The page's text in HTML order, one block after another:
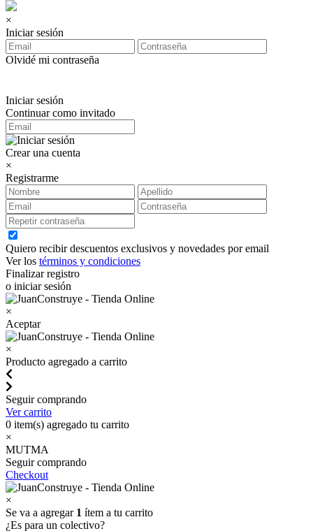
×
Iniciar sesión
Olvidé mi contraseña
Iniciar sesión
Continuar como invitado
Crear una cuenta
×
Registrarme
Quiero recibir descuentos exclusivos y novedades por email
Ver los términos y condiciones
Finalizar registro
o iniciar sesión
×
Aceptar
×
Producto agregado a carrito
Seguir comprando
Ver carrito
0 item(s) agregado tu carrito
×
MUTMA
Seguir comprando
Checkout
×
Se va a agregar 1 ítem a tu carrito
¿Es para un colectivo?